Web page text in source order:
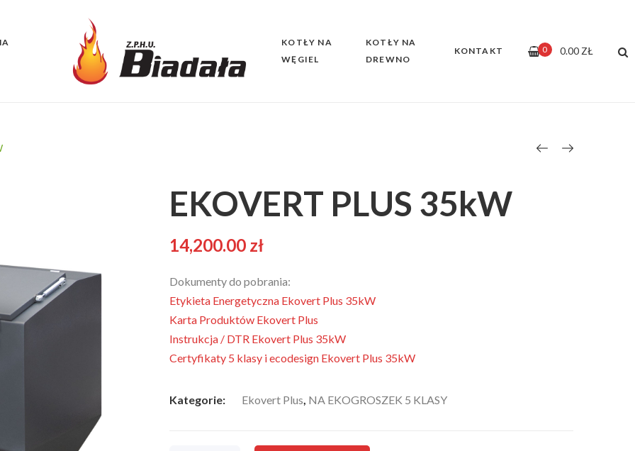
KOTŁY NA
WĘGIEL
KOTŁY NA
DREWNO
KONTAKT 0 0.00 ZŁ
EKOVERT PLUS 35kW
14,200.00 zł
Dokumenty do pobrania:
Etykieta Energetyczna Ekovert Plus 35kW
Karta Produktów Ekovert Plus
Instrukcja / DTR Ekovert Plus 35kW
Certyfikaty 5 klasy i ecodesign Ekovert Plus 35kW
Kategorie: Ekovert Plus, NA EKOGROSZEK 5 KLASY